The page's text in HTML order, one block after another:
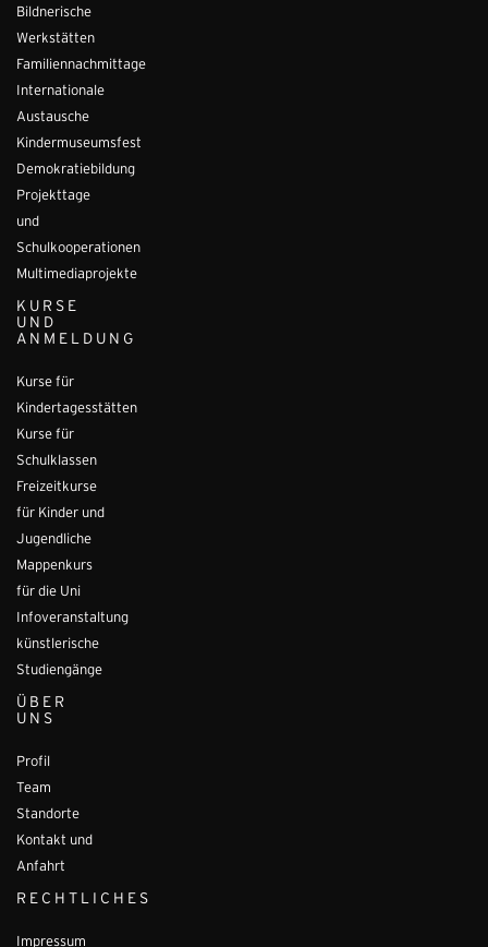
Bildnerische
Werkstätten
Familiennachmittage
Internationale
Austausche
Kindermuseumsfest
Demokratiebildung
Projekttage
und
Schulkooperationen
Multimediaprojekte
KURSE
UND
ANMELDUNG
Kurse für
Kindertagesstätten
Kurse für
Schulklassen
Freizeitkurse
für Kinder und
Jugendliche
Mappenkurs
für die Uni
Infoveranstaltung
künstlerische
Studiengänge
ÜBER
UNS
Profil
Team
Standorte
Kontakt und
Anfahrt
RECHTLICHES
Impressum